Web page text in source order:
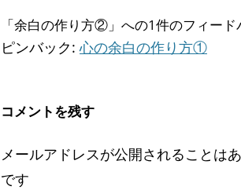
「余白の作り方② 」への1件のフィード
ピンバック:心の余白の作り方①
コメントを残す
メールアドレスが公開されることはあ
です